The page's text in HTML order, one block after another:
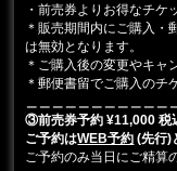
・前売券よりお得なチケ
＊販売期間内にご購入・
は無効となります。
＊ご購入後の変更やキャ
＊郵便書留でご購入のチ
③前売券予約 ¥11,000 税
ご予約はWEB予約 (先行)
ご予約のみ当日にご精算